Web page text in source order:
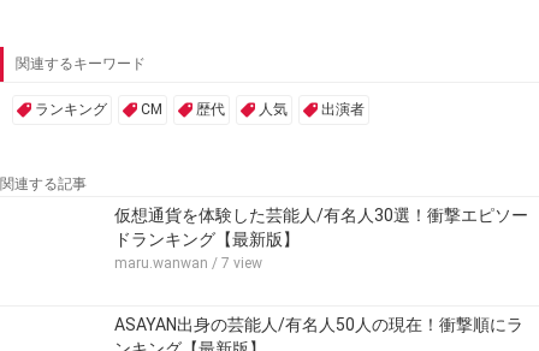
関連するキーワード
ランキング CM 歴代 人気 出演者
関連する記事
仮想通貨を体験した芸能人/有名人30選！衝撃エピソー
ドランキング【最新版】
maru.wanwan / 7 view
ASAYAN出身の芸能人/有名人50人の現在！衝撃順にラ